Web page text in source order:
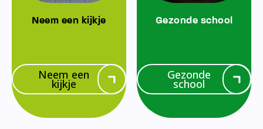
Neem een kijkje
Neem een
kijkje
Gezonde school
Gezonde
school